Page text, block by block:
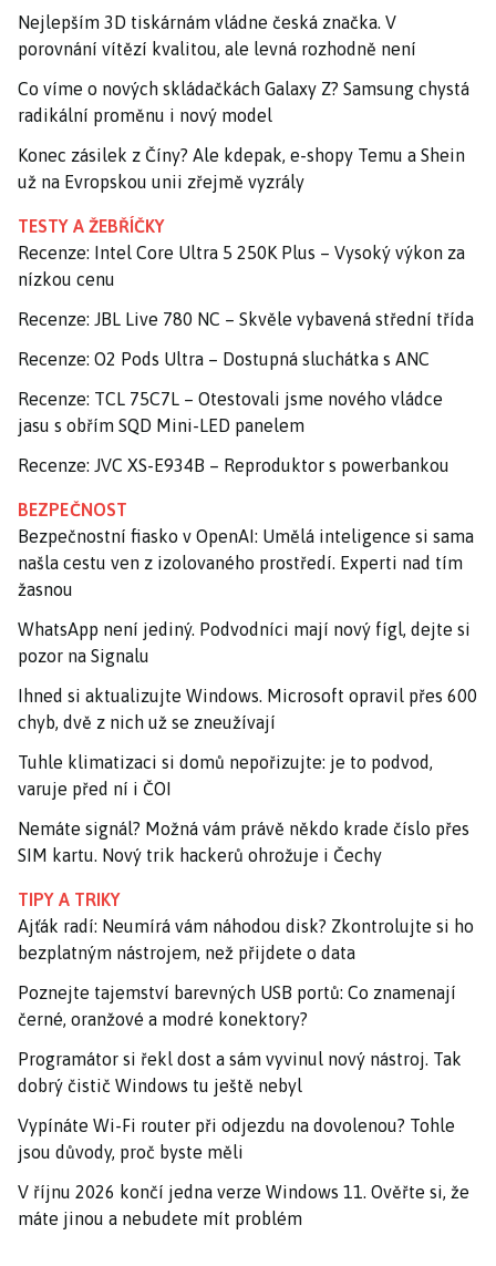
Nejlepším 3D tiskárnám vládne česká značka. V
porovnání vítězí kvalitou, ale levná rozhodně není
Co víme o nových skládačkách Galaxy Z? Samsung chystá
radikální proměnu i nový model
Konec zásilek z Číny? Ale kdepak, e-shopy Temu a Shein
už na Evropskou unii zřejmě vyzrály
TESTY A ŽEBŘÍČKY
Recenze: Intel Core Ultra 5 250K Plus – Vysoký výkon za
nízkou cenu
Recenze: JBL Live 780 NC – Skvěle vybavená střední třída
Recenze: O2 Pods Ultra – Dostupná sluchátka s ANC
Recenze: TCL 75C7L – Otestovali jsme nového vládce
jasu s obřím SQD Mini-LED panelem
Recenze: JVC XS-E934B – Reproduktor s powerbankou
BEZPEČNOST
Bezpečnostní fiasko v OpenAI: Umělá inteligence si sama
našla cestu ven z izolovaného prostředí. Experti nad tím
žasnou
WhatsApp není jediný. Podvodníci mají nový fígl, dejte si
pozor na Signalu
Ihned si aktualizujte Windows. Microsoft opravil přes 600
chyb, dvě z nich už se zneužívají
Tuhle klimatizaci si domů nepořizujte: je to podvod,
varuje před ní i ČOI
Nemáte signál? Možná vám právě někdo krade číslo přes
SIM kartu. Nový trik hackerů ohrožuje i Čechy
TIPY A TRIKY
Ajťák radí: Neumírá vám náhodou disk? Zkontrolujte si ho
bezplatným nástrojem, než přijdete o data
Poznejte tajemství barevných USB portů: Co znamenají
černé, oranžové a modré konektory?
Programátor si řekl dost a sám vyvinul nový nástroj. Tak
dobrý čistič Windows tu ještě nebyl
Vypínáte Wi-Fi router při odjezdu na dovolenou? Tohle
jsou důvody, proč byste měli
V říjnu 2026 končí jedna verze Windows 11. Ověřte si, že
máte jinou a nebudete mít problém